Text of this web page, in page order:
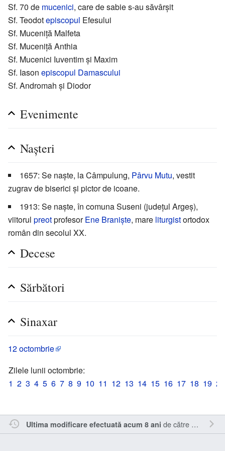
Sf. 70 de mucenici, care de sabie s-au săvârșit
Sf. Teodotepiscopul Efesului
Sf. Muceniță Malfeta
Sf. Muceniță Anthia
Sf. Mucenici Iuventim și Maxim
Sf. Iason episcopul Damascului
Sf. Andromah și Diodor
Evenimente
Nașteri
1657: Se naște, la Câmpulung, Pârvu Mutu, vestit
zugrav de biserici și pictor de icoane.
1913: Se naște, în comuna Suseni (județul Argeș),
viitorul preotprofesorEne Braniște, mare liturgistortodox
român din secolul XX.
Decese
Sărbători
Sinaxar
12 octombrie
Zilele lunii octombrie:
1 2 3 4 5 6 7 8 9 10 11 12 13 14 15 16 17 18 19 20
Ultima modificare efectuată acum 8 ani de către Cristianm